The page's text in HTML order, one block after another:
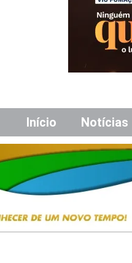
Início Notícias